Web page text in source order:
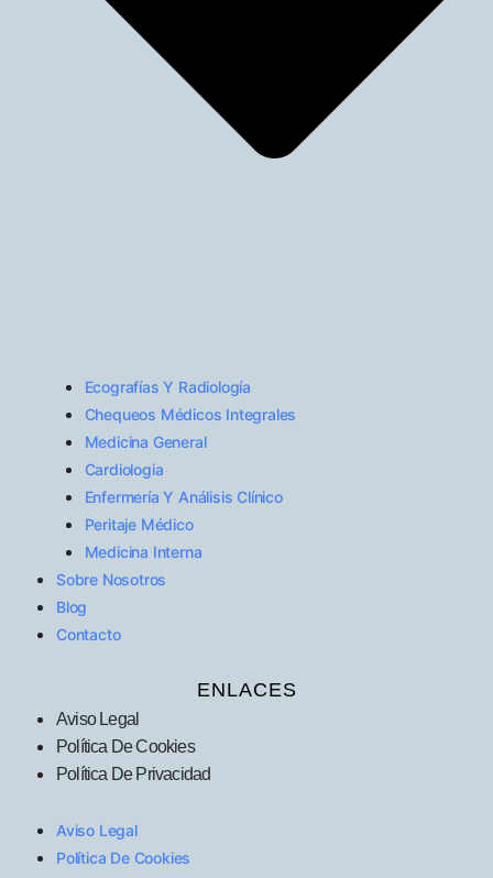
Ecografías Y Radiología
Chequeos Médicos Integrales
Medicina General
Cardiologia
Enfermería Y Análisis Clínico
Peritaje Médico
Medicina Interna
Sobre Nosotros
Blog
Contacto
ENLACES
Aviso Legal
Política De Cookies
Política De Privacidad
Aviso Legal
Política De Cookies